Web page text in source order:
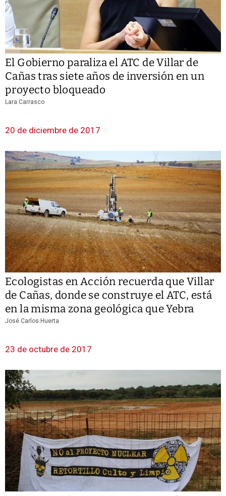
El Gobierno paraliza el ATC de Villar de
Cañas tras siete años de inversión en un
proyecto bloqueado
Lara Carrasco
20 de diciembre de 2017
Ecologistas en Acción recuerda que Villar
de Cañas, donde se construye el ATC, está
en la misma zona geológica que Yebra
José Carlos Huerta
23 de octubre de 2017